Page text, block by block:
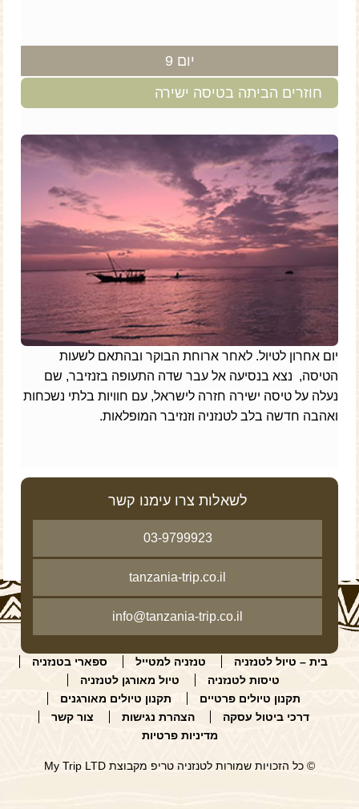
חוזרים הביתה בטיסה ישירה
יום 9
יום אחרון לטיול. לאחר ארוחת הבוקר ובהתאם לשעות
הטיסה, נצא בנסיעה אל עבר שדה התעופה בזנזיבר, שם
נעלה על טיסה ישירה חזרה לישראל, עם חוויות בלתי נשכחות
ואהבה חדשה בלב לטנזניה וזנזיבר המופלאות.
לשאלות צרו עימנו קשר
03-9799923
tanzania-trip.co.il
info@tanzania-trip.co.il
5/5 - (7 votes)
בית – טיול לטנזניה טנזניה למטייל
ספארי בטנזניה
טיסות לטנזניה
טיול מאורגן לטנזניה
תקנון טיולים פרטיים
תקנון טיולים מאורגנים
דרכי ביטול עסקה
הצהרת נגישות
צור קשר
מדיניות פרטיות
© כל הזכויות שמורות לטנזניה טריפ מקבוצת My Trip LTD